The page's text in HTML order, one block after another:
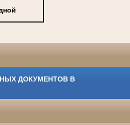
ДОКУМЕНТОВ В